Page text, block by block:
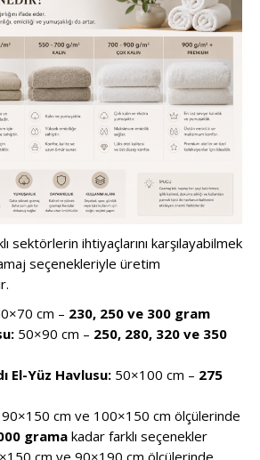
sektörlerin ihtiyaçlarını karşılayabilmek
seçenekleriyle üretim
cm – 230, 250 ve 300 gram
50×90 cm – 250, 280, 320 ve 350
El-Yüz Havlusu: 50×100 cm – 275
90×150 cm ve 100×150 cm ölçülerinde
grama kadar farklı seçenekler